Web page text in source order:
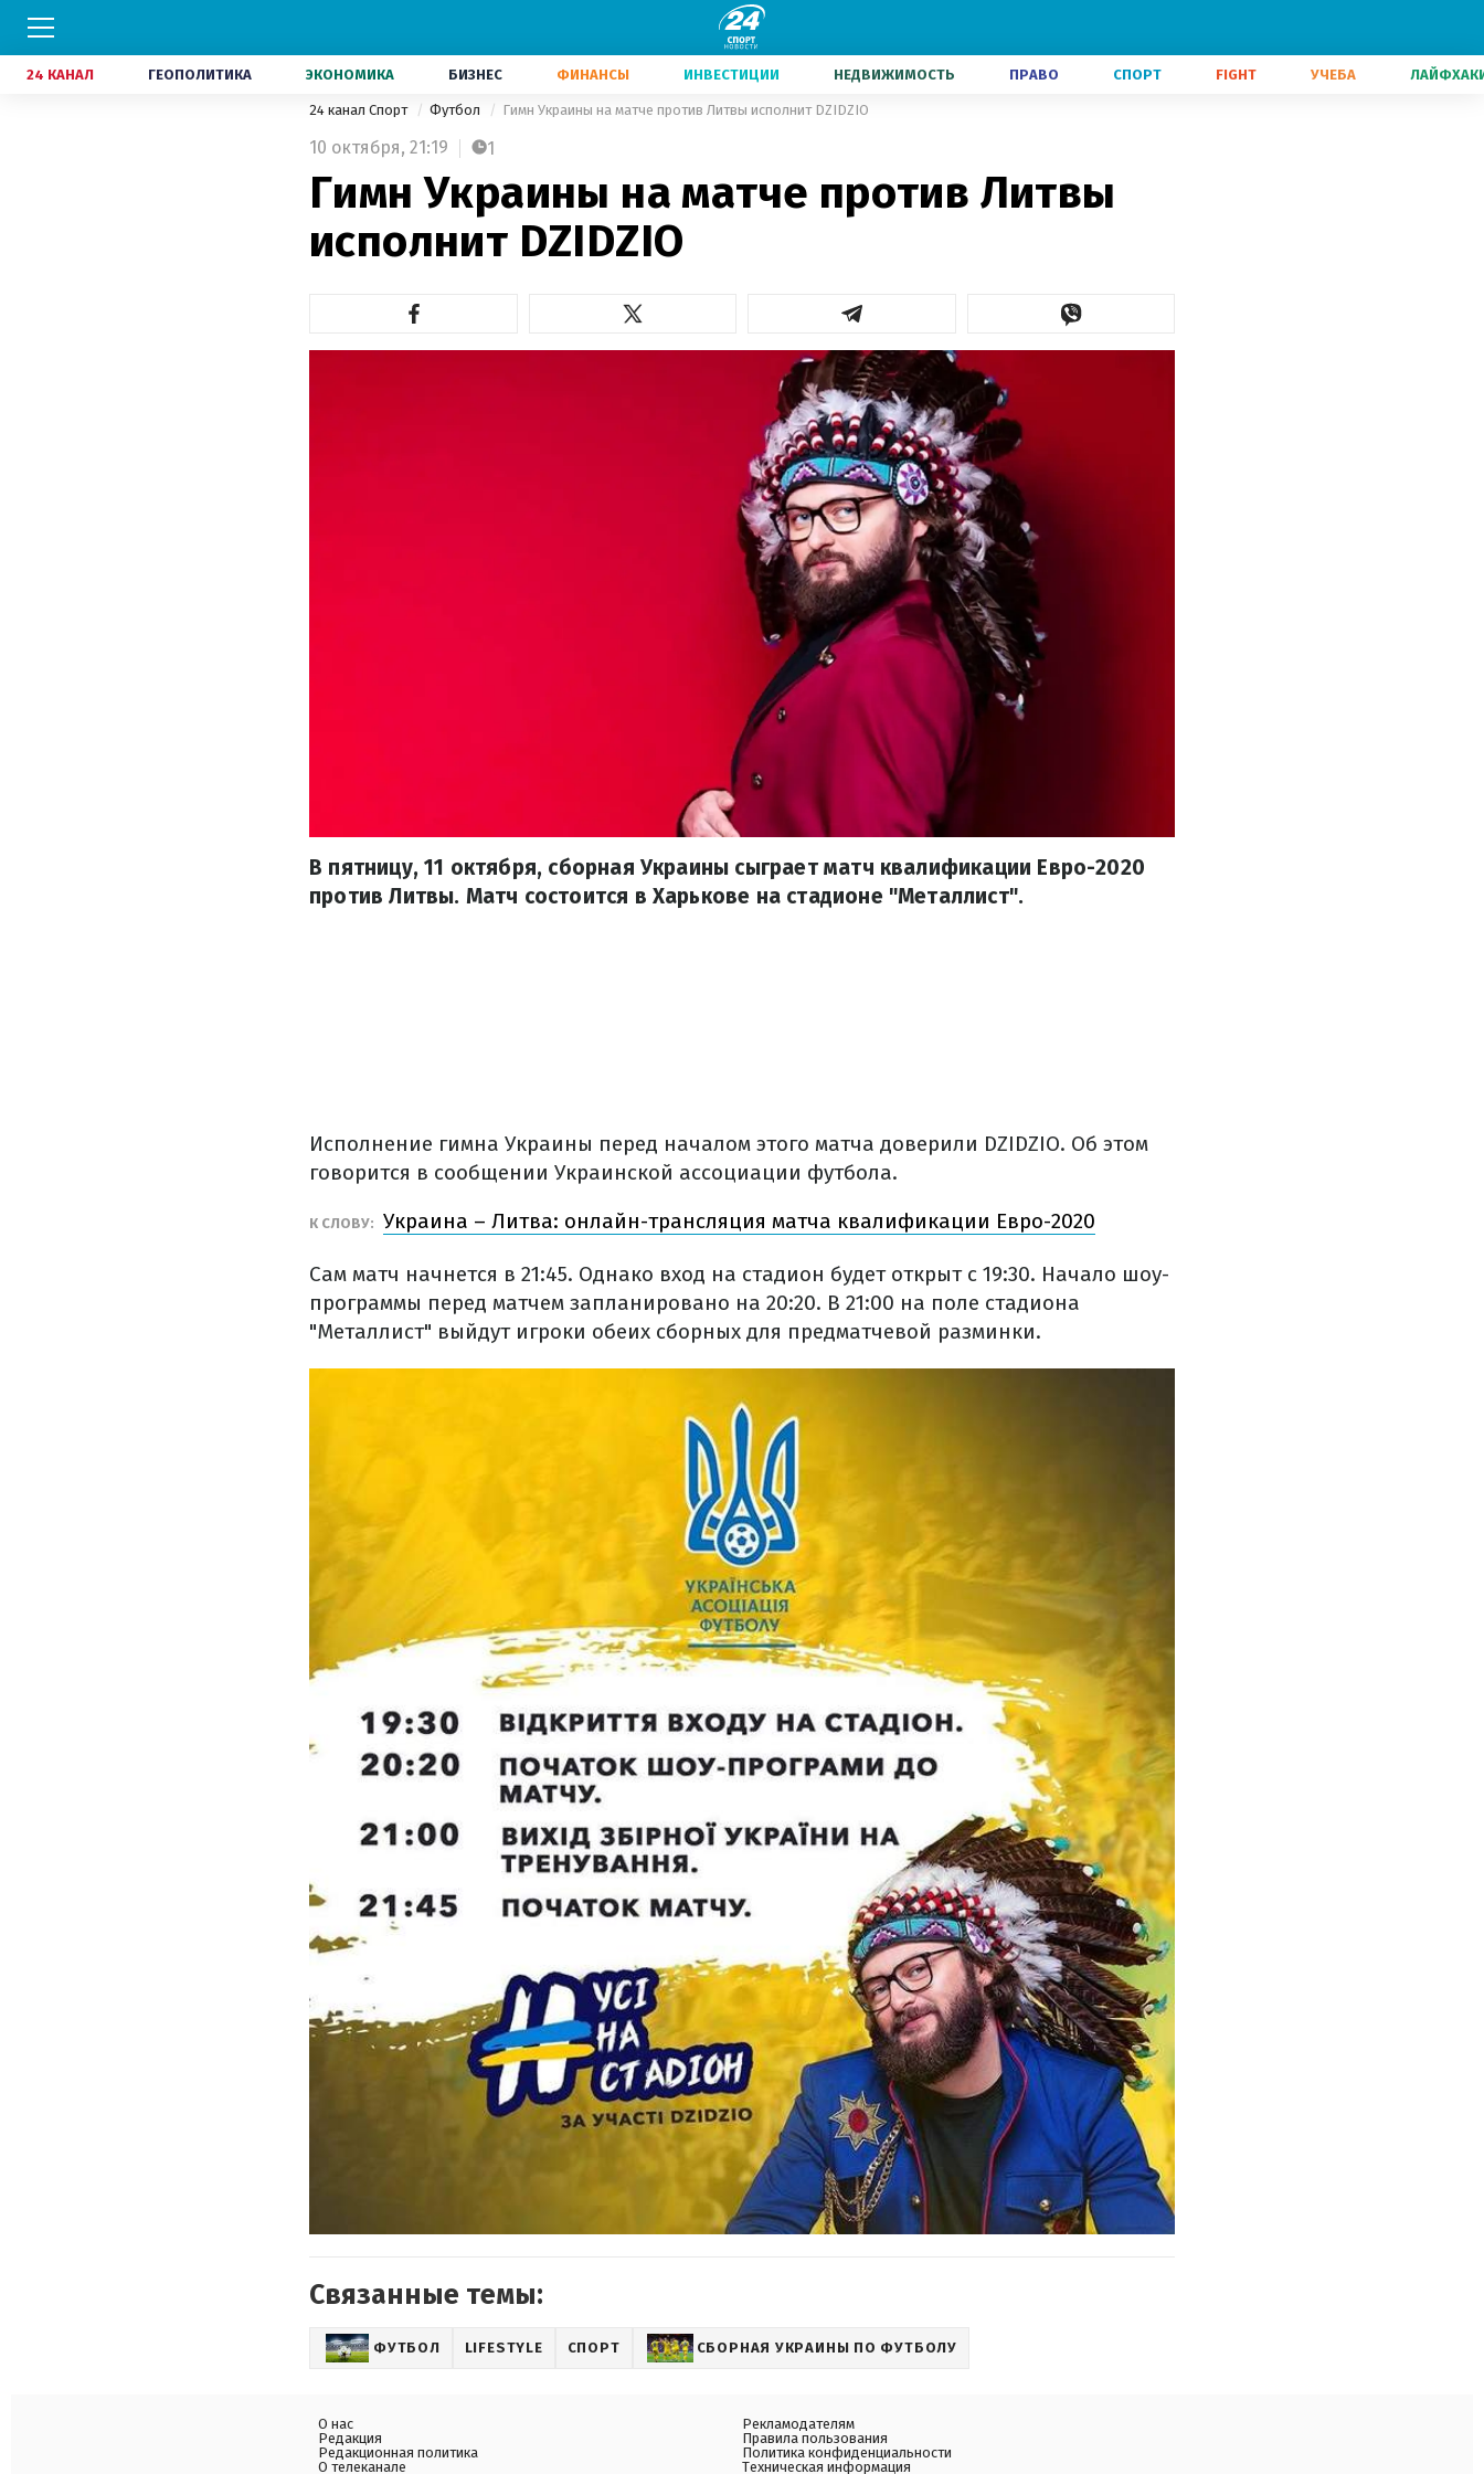
24 КАНАЛ ГЕОПОЛИТИКА ЭКОНОМИКА БИЗНЕС ФИНАНСЫ ИНВЕСТИЦИИ НЕДВИЖИМОСТЬ ПРАВО СПОРТ FIGHT УЧЕБА
24 канал Спорт Футбол Гимн Украины на матче против Литвы исполнит DZIDZIO
10 октября, 21:19 1
Гимн Украины на матче против Литвы
исполнит DZIDZIO
В пятницу, 11 октября, сборная Украины сыграет матч квалификации Евро-2020
против Литвы. Матч состоится в Харькове на стадионе "Металлист".
Исполнение гимна Украины перед началом этого матча доверили DZIDZIO. Об этом
говорится в сообщении Украинской ассоциации футбола.
К СЛОВУ: Украина – Литва: онлайн-трансляция матча квалификации Евро-2020
Сам матч начнется в 21:45. Однако вход на стадион будет открыт с 19:30. Начало шоу-
программы перед матчем запланировано на 20:20. В 21:00 на поле стадиона
"Металлист" выйдут игроки обеих сборных для предматчевой разминки.
Связанные темы:
ФУТБОЛ LIFESTYLE СПОРТ СБОРНАЯ УКРАИНЫ ПО ФУТБОЛУ
О нас
Редакция
Редакционная политика
О телеканале
Рекламодателям
Правила пользования
Политика конфиденциальности
Техническая информация